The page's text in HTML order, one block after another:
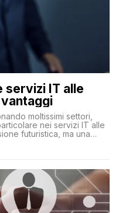
servizi IT alle
moltissimi settori,
nei servizi IT alle
futuristica, ma una
cambio significativo in